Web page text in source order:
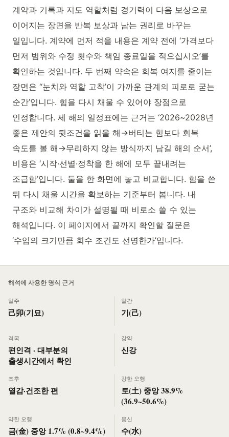
계약과 기록과 지도 역할처럼 경기력이 다음 보상으로
이어지는 장면을 반복 보상과 남는 권리로 바꾸는
일입니다. 계약에 먼저 적을 내용은 계약 전에 ‘가격보다
먼저 범위와 수정 횟수와 책임 종료일을 적으십시오’를
확인하는 것입니다. 두 번째 약속은 회복 여지를 줄이는
장면은 ‘‘눈치와 역할 고착’이 가까운 관계의 피로로 굳는
순간’입니다. 힘을 다시 채울 수 있어야 장점으로
인정합니다. 세 해의 일정표에는 근거는 ‘2026~2028년
좋은 제안의 뒷조건을 읽을 해→버티는 힘보다 회복
속도를 볼 해→무리하지 않는 방식까지 남길 해의 순서’,
비용은 ‘시작·선별·정착을 한 해에 모두 끝내려는
조급함’입니다. 둘을 한 화면에 놓고 비교합니다. 힘을 쓴
뒤 다시 채울 시간을 확보하는 기준부터 봅니다. 내
구조와 비교해 차이가 설명될 때 비로소 쓸 수 있는
해석입니다. 이 페이지에서 끝까지 확인할 질문은
‘수입의 크기만큼 회수 조건도 선명한가’입니다.
해석에 사용한 명식 근거
일주
己卯(기묘)
일간
기(己)
격국
편인격 · 대부분의
출생시간에서 확인
강약
신강
조후
열감·건조한 편
강한 오행
토(土) 중앙 38.9%
(36.9~50.6%)
약한 오행
금(金) 중앙 1.7% (0.8~9.4%)
용신
수(水)